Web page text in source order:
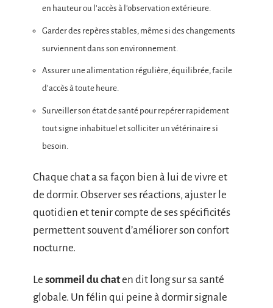
en hauteur ou l’accès à l’observation extérieure.
Garder des repères stables, même si des changements
surviennent dans son environnement.
Assurer une alimentation régulière, équilibrée, facile
d’accès à toute heure.
Surveiller son état de santé pour repérer rapidement
tout signe inhabituel et solliciter un vétérinaire si
besoin.
Chaque chat a sa façon bien à lui de vivre et
de dormir. Observer ses réactions, ajuster le
quotidien et tenir compte de ses spécificités
permettent souvent d’améliorer son confort
nocturne.
Le sommeil du chaten dit long sur sa santé
globale. Un félin qui peine à dormir signale